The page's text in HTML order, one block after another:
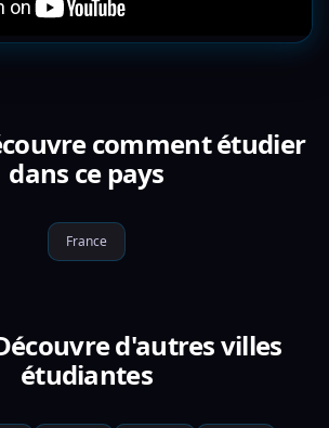
comment étudier
dans ce pays
France
d'autres villes
étudiantes